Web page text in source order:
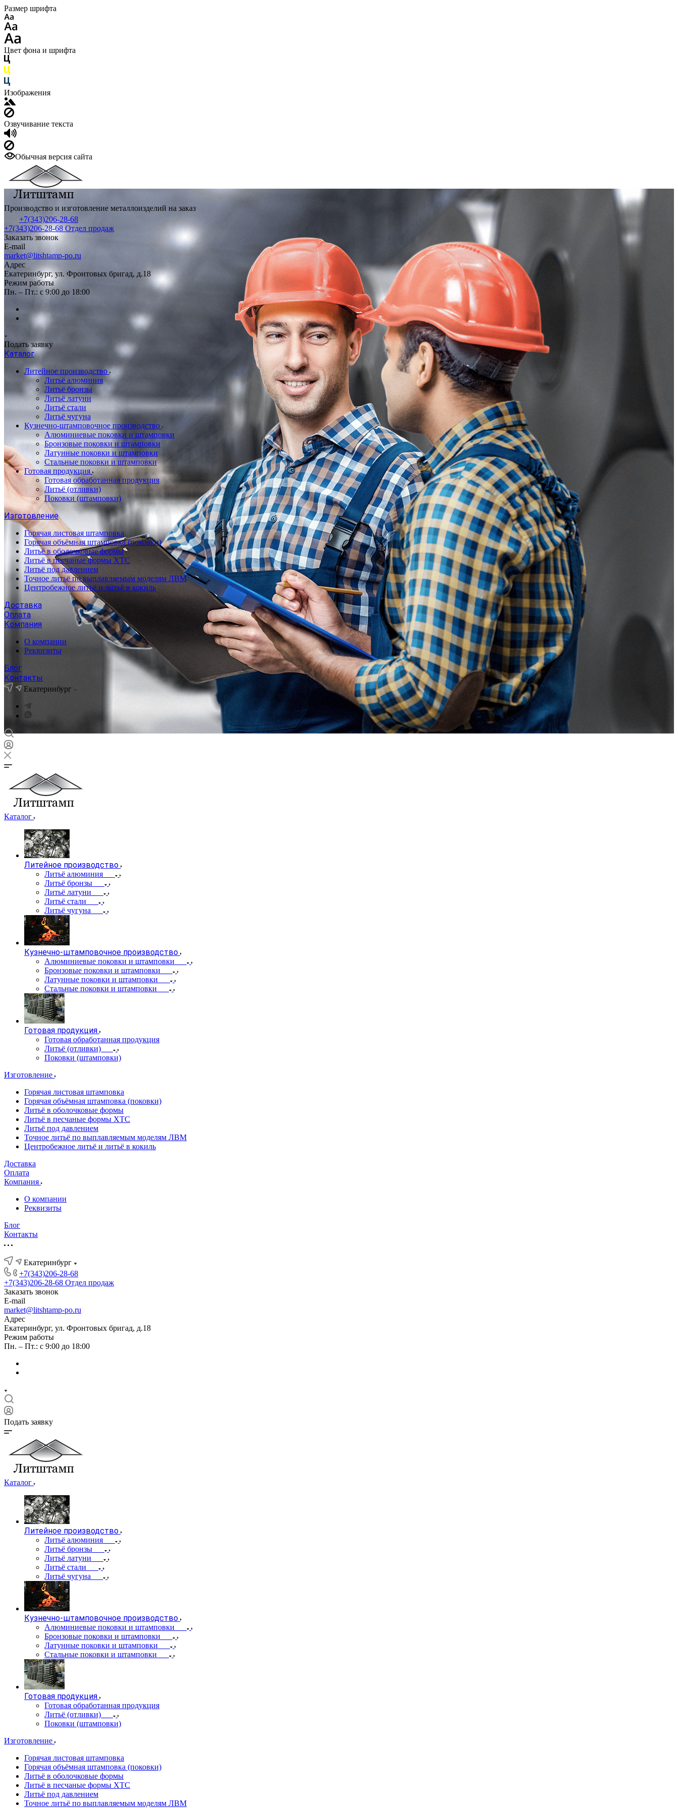
Размер шрифта
Цвет фона и шрифта
Изображения
Озвучивание текста
Обычная версия сайта
Производство и изготовление металлоизделий на заказ
+7(343)206-28-68
+7(343)206-28-68 Отдел продаж
Заказать звонок
E-mail
market@litshtamp-po.ru
Адрес
Екатеринбург, ул. Фронтовых бригад, д.18
Режим работы
Пн. – Пт.: с 9:00 до 18:00
Подать заявку
Каталог
Литейное производство
Литьё алюминия
Литьё бронзы
Литьё латуни
Литьё стали
Литьё чугуна
Кузнечно-штамповочное производство
Алюминиевые поковки и штамповки
Бронзовые поковки и штамповки
Латунные поковки и штамповки
Стальные поковки и штамповки
Готовая продукция
Готовая обработанная продукция
Литьё (отливки)
Поковки (штамповки)
Изготовление
Горячая листовая штамповка
Горячая объёмная штамповка (поковки)
Литьё в оболочковые формы
Литьё в песчаные формы ХТС
Литьё под давлением
Точное литьё по выплавляемым моделям ЛВМ
Центробежное литьё и литьё в кокиль
Доставка
Оплата
Компания
О компании
Реквизиты
Блог
Контакты
Екатеринбург
Каталог
Литейное производство
Литьё алюминия
Литьё бронзы
Литьё латуни
Литьё стали
Литьё чугуна
Кузнечно-штамповочное производство
Алюминиевые поковки и штамповки
Бронзовые поковки и штамповки
Латунные поковки и штамповки
Стальные поковки и штамповки
Готовая продукция
Готовая обработанная продукция
Литьё (отливки)
Поковки (штамповки)
Изготовление
Горячая листовая штамповка
Горячая объёмная штамповка (поковки)
Литьё в оболочковые формы
Литьё в песчаные формы ХТС
Литьё под давлением
Точное литьё по выплавляемым моделям ЛВМ
Центробежное литьё и литьё в кокиль
Доставка
Оплата
Компания
О компании
Реквизиты
Блог
Контакты
Екатеринбург
+7(343)206-28-68
+7(343)206-28-68 Отдел продаж
Заказать звонок
E-mail
market@litshtamp-po.ru
Адрес
Екатеринбург, ул. Фронтовых бригад, д.18
Режим работы
Пн. – Пт.: с 9:00 до 18:00
Подать заявку
Каталог
Литейное производство
Литьё алюминия
Литьё бронзы
Литьё латуни
Литьё стали
Литьё чугуна
Кузнечно-штамповочное производство
Алюминиевые поковки и штамповки
Бронзовые поковки и штамповки
Латунные поковки и штамповки
Стальные поковки и штамповки
Готовая продукция
Готовая обработанная продукция
Литьё (отливки)
Поковки (штамповки)
Изготовление
Горячая листовая штамповка
Горячая объёмная штамповка (поковки)
Литьё в оболочковые формы
Литьё в песчаные формы ХТС
Литьё под давлением
Точное литьё по выплавляемым моделям ЛВМ